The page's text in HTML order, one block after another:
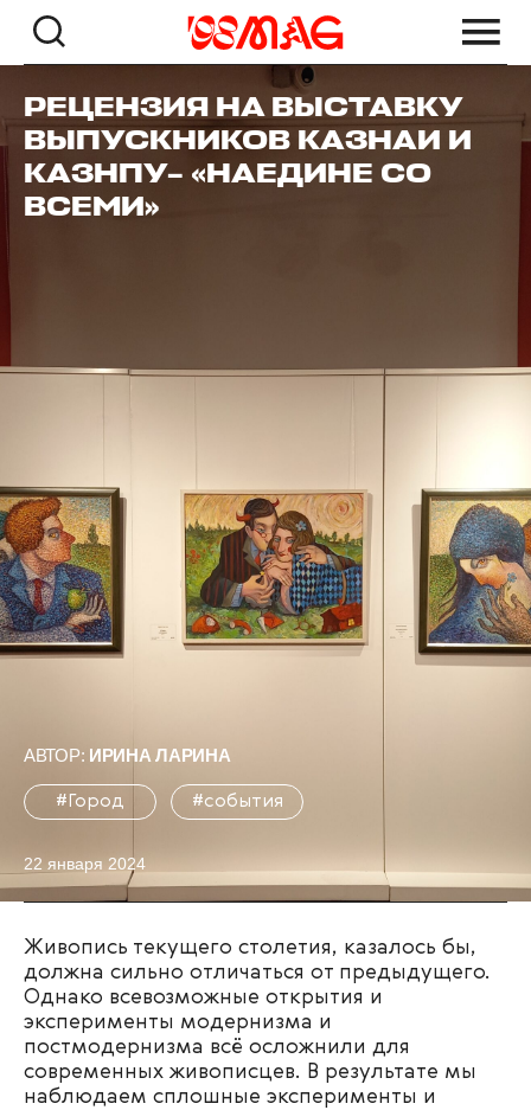
РЕЦЕНЗИЯ НА ВЫСТАВКУ
ВЫПУСКНИКОВ КАЗНАИ И
КАЗНПУ– «НАЕДИНЕ СО
ВСЕМИ»
АВТОР: ИРИНА ЛАРИНА
#Город #события
22 января 2024
Живопись текущего столетия, казалось бы,
должна сильно отличаться от предыдущего.
Однако всевозможные открытия и
эксперименты модернизма и
постмодернизма всё осложнили для
современных живописцев. В результате мы
наблюдаем сплошные эксперименты и